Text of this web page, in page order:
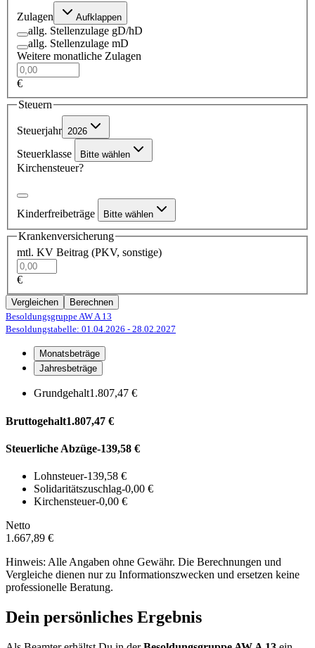
Zulagen Aufklappen
allg. Stellenzulage gD/hD
allg. Stellenzulage mD
Weitere monatliche Zulagen
€
Steuern
Steuerjahr 2026
Steuerklasse Bitte wählen
Kirchensteuer?
Kinderfreibeträge Bitte wählen
Krankenversicherung
mtl. KV Beitrag (PKV, sonstige)
€
Vergleichen
Berechnen
Besoldungsgruppe AW A 13
Besoldungstabelle: 01.04.2026 - 28.02.2027
Monatsbeträge
Jahresbeträge
Grundgehalt1.807,47 €
Bruttogehalt1.807,47 €
Steuerliche Abzüge-139,58 €
Lohnsteuer-139,58 €
Solidaritätszuschlag-0,00 €
Kirchensteuer-0,00 €
Netto
1.667,89 €
Hinweis: Alle Angaben ohne Gewähr. Die Berechnungen und
Vergleiche dienen nur zu Informationszwecken und ersetzen keine
professionelle Beratung.
Dein persönliches Ergebnis